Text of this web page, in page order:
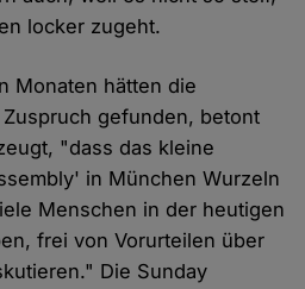
locker zugeht.
Monaten hätten die
gefunden, betont
"dass das kleine
in München Wurzeln
Menschen in der heutigen
frei von Vorurteilen über
Die Sunday